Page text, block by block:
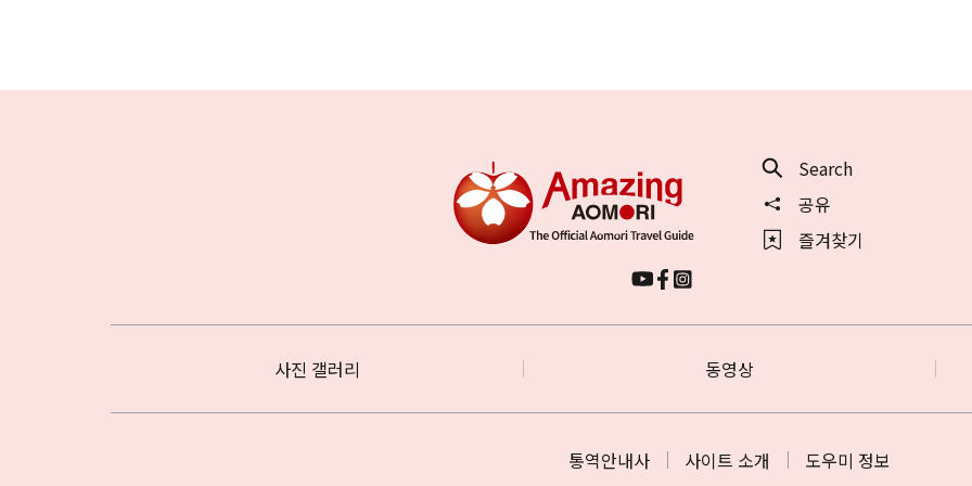
Search
공유
즐겨찾기
사진 갤러리 동영상
통역안내사 사이트 소개 도우미 정보